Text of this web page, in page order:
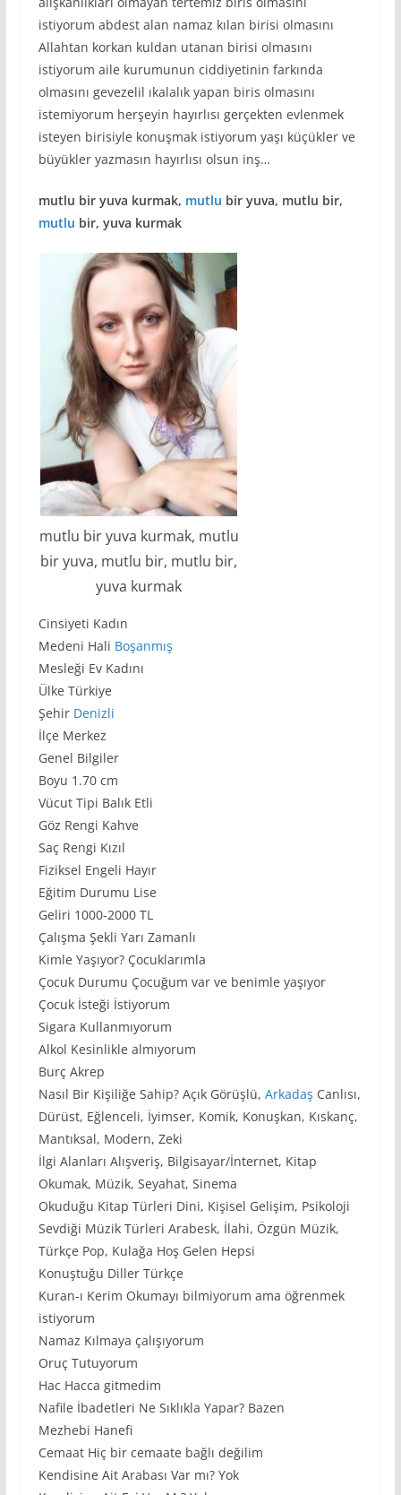
istiyorum abdest alan namaz kılan birisi olmasını
Allahtan korkan kuldan utanan birisi olmasını
istiyorum aile kurumunun ciddiyetinin farkında
olmasını gevezelil ıkalalık yapan biris olmasını
istemiyorum herşeyin hayırlısı gerçekten evlenmek
isteyen birisiyle konuşmak istiyorum yaşı küçükler ve
büyükler yazmasın hayırlısı olsun inş…
mutlu bir yuva kurmak, mutlu bir yuva, mutlu bir,
mutlu bir, yuva kurmak
mutlu bir yuva kurmak, mutlu
bir yuva, mutlu bir, mutlu bir,
yuva kurmak
Cinsiyeti Kadın
Medeni Hali Boşanmış
Mesleği Ev Kadını
Ülke Türkiye
Şehir Denizli
İlçe Merkez
Genel Bilgiler
Boyu 1.70 cm
Vücut Tipi Balık Etli
Göz Rengi Kahve
Saç Rengi Kızıl
Fiziksel Engeli Hayır
Eğitim Durumu Lise
Geliri 1000-2000 TL
Çalışma Şekli Yarı Zamanlı
Kimle Yaşıyor? Çocuklarımla
Çocuk Durumu Çocuğum var ve benimle yaşıyor
Çocuk İsteği İstiyorum
Sigara Kullanmıyorum
Alkol Kesinlikle almıyorum
Burç Akrep
Nasıl Bir Kişiliğe Sahip? Açık Görüşlü, Arkadaş Canlısı,
Dürüst, Eğlenceli, İyimser, Komik, Konuşkan, Kıskanç,
Mantıksal, Modern, Zeki
İlgi Alanları Alışveriş, Bilgisayar/İnternet, Kitap
Okumak, Müzik, Seyahat, Sinema
Okuduğu Kitap Türleri Dini, Kişisel Gelişim, Psikoloji
Sevdiği Müzik Türleri Arabesk, İlahi, Özgün Müzik,
Türkçe Pop, Kulağa Hoş Gelen Hepsi
Konuştuğu Diller Türkçe
Kuran-ı Kerim Okumayı bilmiyorum ama öğrenmek
istiyorum
Namaz Kılmaya çalışıyorum
Oruç Tutuyorum
Hac Hacca gitmedim
Nafile İbadetleri Ne Sıklıkla Yapar? Bazen
Mezhebi Hanefi
Cemaat Hiç bir cemaate bağlı değilim
Kendisine Ait Arabası Var mı? Yok